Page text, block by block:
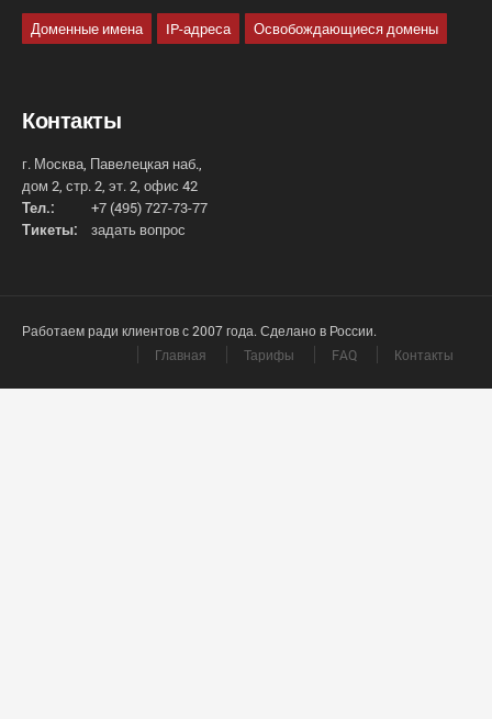
Доменные имена IP-адреса Освобождающиеся домены
Контакты
г. Москва, Павелецкая наб.,
дом 2, стр. 2, эт. 2, офис 42
Тел.:
+7 (495) 727-73-77
Тикеты:
задать вопрос
Работаем ради клиентов с 2007 года. Сделано в России.
Главная
Тарифы FAQ Контакты